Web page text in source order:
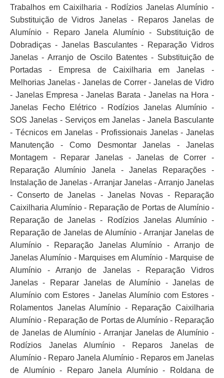
Trabalhos em Caixilharia - Rodízios Janelas Alumínio -
Substituição de Vidros Janelas - Reparos Janelas de
Alumínio - Reparo Janela Alumínio - Substituição de
Dobradiças - Janelas Basculantes - Reparação Vidros
Janelas - Arranjo de Oscilo Batentes - Substituição de
Portadas - Empresa de Caixilharia em Janelas -
Melhorias Janelas - Janelas de Correr - Janelas de Vidro
- Janelas Empresa - Janelas Barata - Janelas na Hora -
Janelas Fecho Elétrico - Rodízios Janelas Alumínio -
SOS Janelas - Serviços em Janelas - Janela Basculante
- Técnicos em Janelas - Profissionais Janelas - Janelas
Manutenção - Como Desmontar Janelas - Janelas
Montagem - Reparar Janelas - Janelas de Correr -
Reparação Alumínio Janela - Janelas Reparações -
Instalação de Janelas - Arranjar Janelas - Arranjo Janelas
- Conserto de Janelas - Janelas Novas - Reparação
Caixilharia Alumínio - Reparação de Portas de Alumínio -
Reparação de Janelas - Rodízios Janelas Alumínio -
Reparação de Janelas de Alumínio - Arranjar Janelas de
Alumínio - Reparação Janelas Alumínio - Arranjo de
Janelas Alumínio - Marquises em Alumínio - Marquise de
Alumínio - Arranjo de Janelas - Reparação Vidros
Janelas - Reparar Janelas de Alumínio - Janelas de
Alumínio com Estores - Janelas Alumínio com Estores -
Rolamentos Janelas Alumínio - Reparação Caixilharia
Alumínio - Reparação de Portas de Alumínio - Reparação
de Janelas de Alumínio - Arranjar Janelas de Alumínio -
Rodízios Janelas Alumínio - Reparos Janelas de
Alumínio - Reparo Janela Alumínio - Reparos em Janelas
de Alumínio - Reparo Janela Alumínio - Roldana de